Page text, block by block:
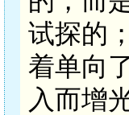
试探的
着单向
入而增